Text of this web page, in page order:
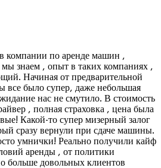
компании по аренде машин ,
знаем , опыт в таких компаниях ,
Начиная от предварительной
все было супер, даже небольшая
нас не смутило. В стоимость
, полная страховка , цена была
Какой-то супер мизерный залог
сразу вернули при сдаче машины.
умнички! Реально получили кайф
аренды , от политики
больше довольных клиентов